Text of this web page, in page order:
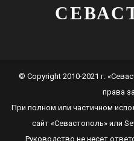
© Copyright 2010-2021 г.
права
При полном или частичном
сайт «Севастополь» или
Руководство не несет